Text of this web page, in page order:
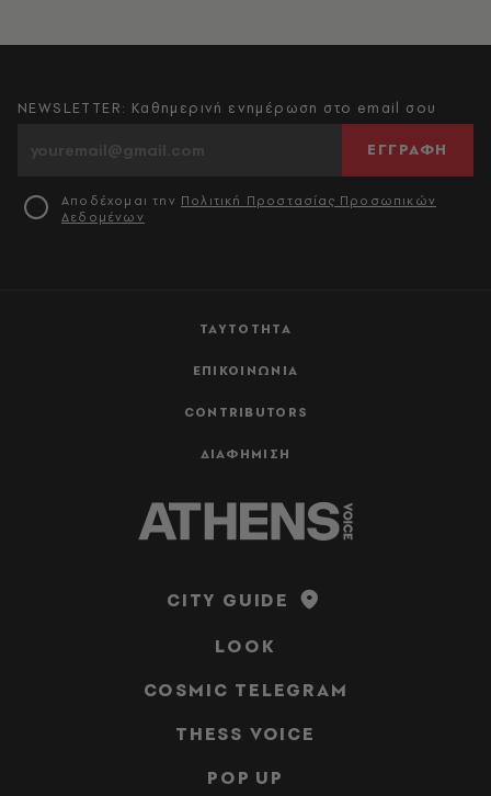
ΤΑΥΤΟΤΗΤΑ
ΕΠΙΚΟΙΝΩΝΙΑ
CONTRIBUTORS
ΔΙΑΦΗΜΙΣΗ
NEWSLETTER: Καθημερινή ενημέρωση στο email σου
ΕΓΓΡΑΦΗ
Αποδέχομαι την Πολιτική Προστασίας Προσωπικών
Δεδομένων
CITY GUIDE
LOOK
COSMIC TELEGRAM
THESS VOICE
POP UP